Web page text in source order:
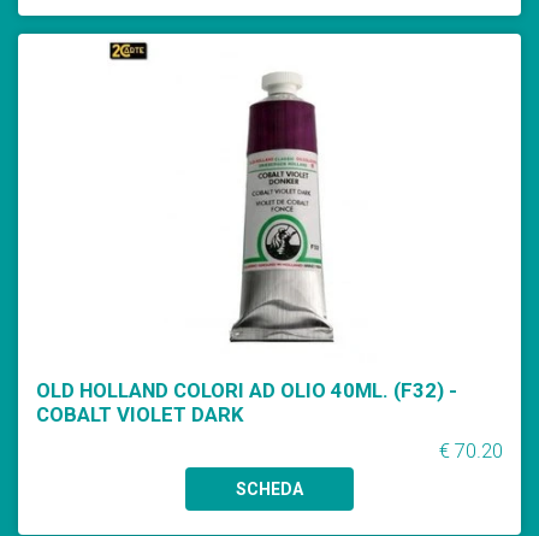
OLD HOLLAND COLORI AD OLIO 40ML. (F32) -
COBALT VIOLET DARK
€ 70.20
SCHEDA